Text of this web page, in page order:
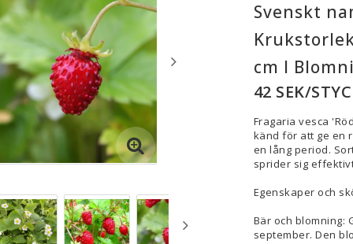
Svenskt
cm I
42 SEK/
Fragaria vesca
känd för att ge en
en lång period.
sprider sig
Egenskaper och
Bär och blomning:
september. Den